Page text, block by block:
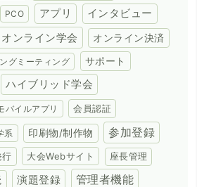
PCO アプリ インタビュー
オンライン学会 オンライン決済
グミーティング サポート
ハイブリッド学会
バイルアプリ 会員認証
系 印刷物/制作物 参加登録
行 大会Webサイト 座長管理
演題登録 管理者機能